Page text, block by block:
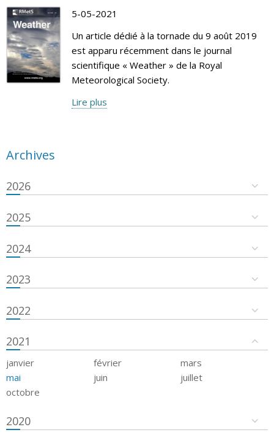
5-05-2021
Un article dédié à la tornade du 9 août 2019
est apparu récemment dans le journal
scientifique « Weather » de la Royal
Meteorological Society.
Lire plus
Archives
2026
2025
2024
2023
2022
2021
janvier février
mars
mai
juin
juillet
octobre
2020